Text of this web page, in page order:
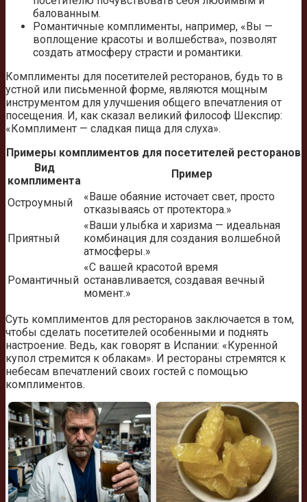
балованным.
Романтичные комплименты, например, «Вы —
воплощение красоты и волшебства», позволят
создать атмосферу страсти и романтики.
Комплименты для посетителей ресторанов, будь то в
устной или письменной форме, являются мощным
инструментом для улучшения общего впечатления от
посещения. И, как сказал великий философ Шекспир:
«Комплимент — сладкая пища для слуха».
Примеры комплиментов для посетителей ресторанов
Вид
комплимента
Пример
Остроумный
«Ваше обаяние источает свет, просто
отказываясь от протектора.»
Приятный
«Ваши улыбка и харизма — идеальная
комбинация для создания волшебной
атмосферы.»
Романтичный
«С вашей красотой время
останавливается, создавая вечный
момент.»
Суть комплиментов для ресторанов заключается в том,
чтобы сделать посетителей особенными и поднять
настроение. Ведь, как говорят в Испании: «Куренной
купол стремится к облакам». И рестораны стремятся к
небесам впечатлений своих гостей с помощью
комплиментов.